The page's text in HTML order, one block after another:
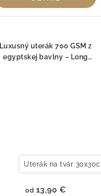
Uterák pre hostí 30x50cm
Luxusný uterák 700 GSM z
egyptskej bavlny – Long
Uterák na tvár
od 13,90 €